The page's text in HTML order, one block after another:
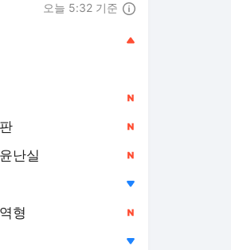
오늘 5:32 기준
난실
형